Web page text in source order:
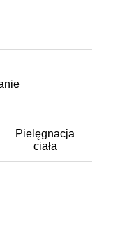
Pielęgnacja
ciała